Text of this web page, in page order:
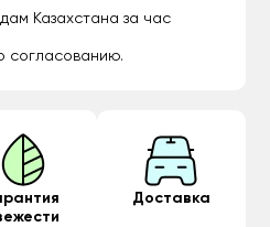
Казахстана за час
согласованию.
Доставка